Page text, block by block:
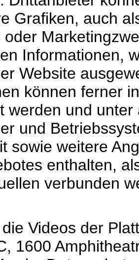
Grafiken, auch
Informationen,
Website
können ferner
werden und
und
sowie weitere
enthalten,
verbunden
Videos der
1600